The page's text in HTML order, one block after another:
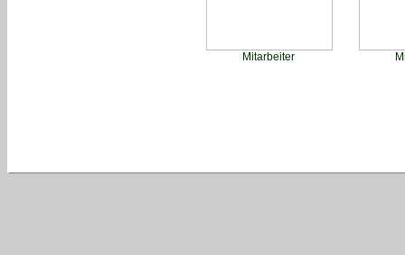
Mitarbeiter